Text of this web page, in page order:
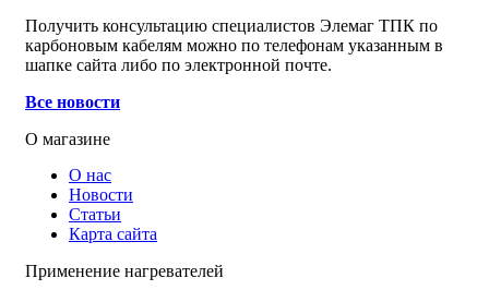
Получить консультацию специалистов Элемаг ТПК по
карбоновым кабелям можно по телефонам указанным в
шапке сайта либо по электронной почте.
Все новости
О магазине
О нас
Новости
Статьи
Карта сайта
Применение нагревателей